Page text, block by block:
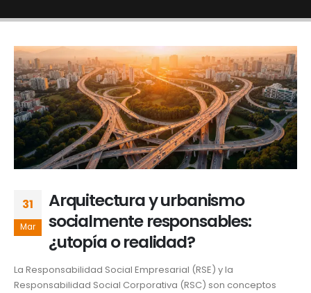
31
Mar
Arquitectura y urbanismo
socialmente responsables:
¿utopía o realidad?
La Responsabilidad Social Empresarial (RSE) y la
Responsabilidad Social Corporativa (RSC) son conceptos